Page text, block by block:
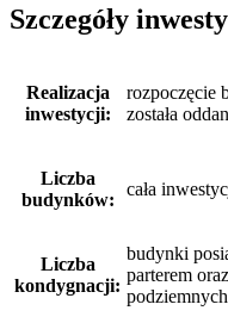
Szczegóły
Realizacja
inwestycji:
rozpoczęcie
została
Liczba
budynków:
cała
Liczba
kondygnacji:
budynki
parterem
podziemnych